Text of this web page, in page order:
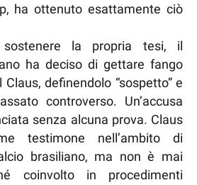
ha ottenuto esattamente ciò
la propria tesi, il
ha deciso di gettare fango
Claus, definendolo “sospetto” e
controverso. Un’accusa
senza alcuna prova. Claus
testimone nell’ambito di
brasiliano, ma non è mai
coinvolto in procedimenti